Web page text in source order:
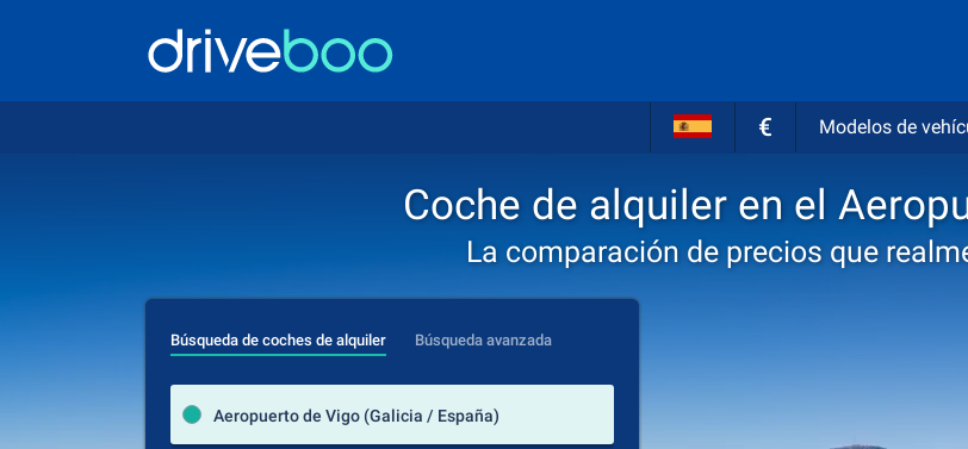
€ Modelos de
Coche de alquiler en el
La comparación de precios que
Búsqueda de coches de alquiler Búsqueda avanzada
Aeropuerto de Vigo (Galicia / España)